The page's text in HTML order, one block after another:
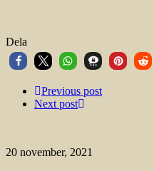
Dela
Previous post
Next post
20 november, 2021